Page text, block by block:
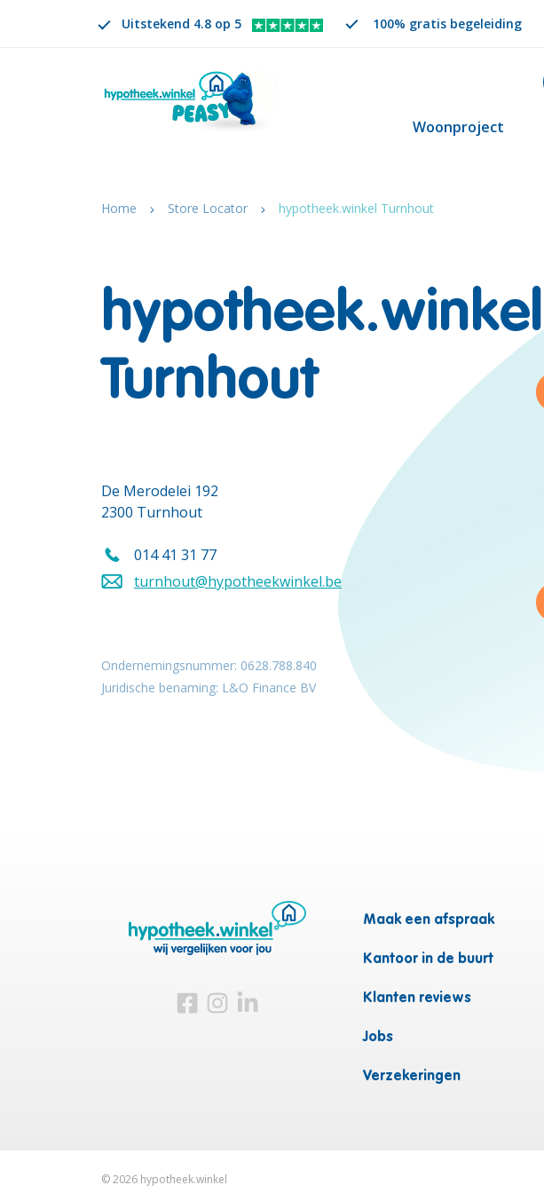
Uitstekend 4.8 op 5 100% gratis begeleiding
Woonproject
VERANDER TAAL. GESELECTEERDE TAAL IS
Home Store Locator hypotheek.winkel Turnhout
hypotheek.winkel
Turnhout
De Merodelei 192
2300 Turnhout
Bel ons op
014 41 31 77
Stuur een mail naar
turnhout@hypotheekwinkel.be
Ondernemingsnummer: 0628.788.840
Juridische benaming: L&O Finance BV
Bezoek ons op Facebook
Bezoek ons op Instagram
Bezoek ons op Linkedin
Maak een afspraak
Kantoor in de buurt
Klanten reviews
Jobs
Verzekeringen
©2026 hypotheek.winkel